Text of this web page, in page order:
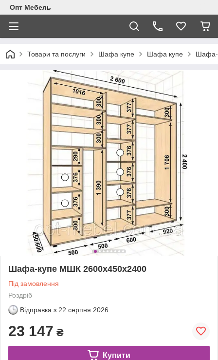
Опт Мебель
Товари та послуги Шафа купе Шафа купе Шафа-
Шафа-купе МШК 2600х450х2400
Під замовлення
Роздріб
Відправка з 22 серпня 2026
23 147 ₴
Купити